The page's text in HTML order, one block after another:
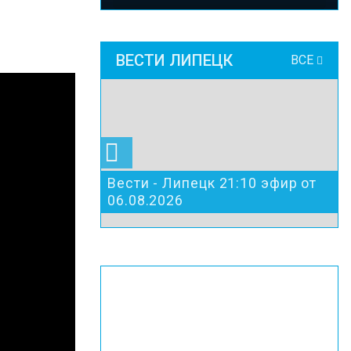
ВЕСТИ ЛИПЕЦК ВСЕ
Вести - Липецк 21:10 эфир от
06.08.2026